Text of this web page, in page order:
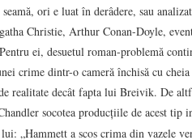
ori e luat în derâdere, sau
Christie, Arthur Conan-Doyle,
ei, desuetul roman-problemă
crime dintr-o cameră închisă cu
realitate decât fapta lui Breivik. De
socotea producţiile de acest tip
lui: „Hammett a scos crima din vazele